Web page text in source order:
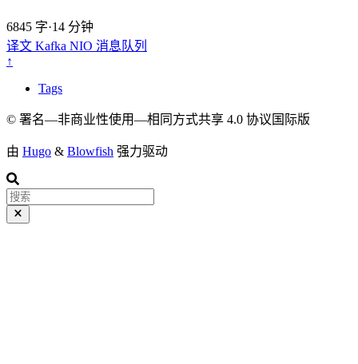
6845 字·14 分钟
译文 Kafka NIO 消息队列
↑
Tags
© 署名—非商业性使用—相同方式共享 4.0 协议国际版
由 Hugo & Blowfish 强力驱动